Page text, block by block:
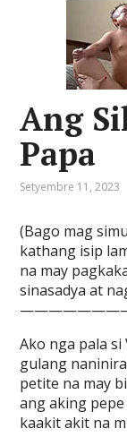
Ang
Papa
Setyembre 11, 2023
(Bago mag
kathang isip
na may
sinasadya at
Ako nga pala si
gulang
petite na may
ang aking
kaakit akit na